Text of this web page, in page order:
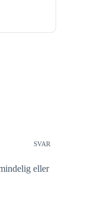
SVAR
eller